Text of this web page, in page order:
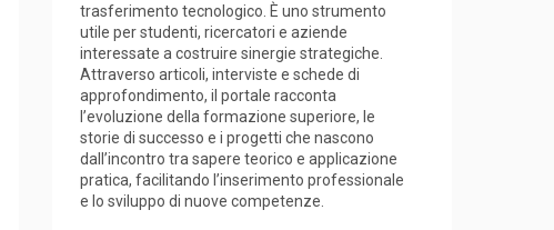
trasferimento tecnologico. È uno strumento
utile per studenti, ricercatori e aziende
interessate a costruire sinergie strategiche.
Attraverso articoli, interviste e schede di
approfondimento, il portale racconta
l’evoluzione della formazione superiore, le
storie di successo e i progetti che nascono
dall’incontro tra sapere teorico e applicazione
pratica, facilitando l’inserimento professionale
e lo sviluppo di nuove competenze.